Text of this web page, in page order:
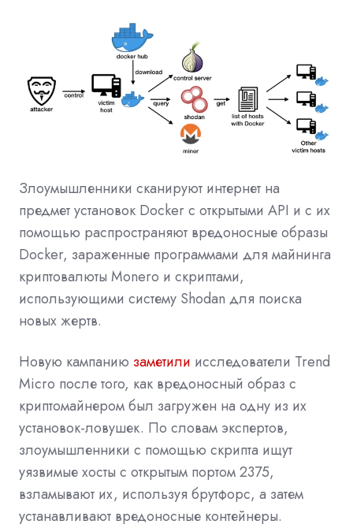
Злоумышленники сканируют интернет на
предмет установок Docker с открытыми API и с их
помощью распространяют вредоносные образы
Docker, зараженные программами для майнинга
криптовалюты Monero и скриптами,
использующими систему Shodan для поиска
новых жертв.
Новую кампанию заметили исследователи Trend
Micro после того, как вредоносный образ с
криптомайнером был загружен на одну из их
установок-ловушек. По словам экспертов,
злоумышленники с помощью скрипта ищут
уязвимые хосты с открытым портом 2375,
взламывают их, используя брутфорс, а затем
устанавливают вредоносные контейнеры.